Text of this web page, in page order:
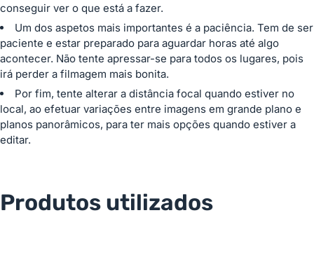
conseguir ver o que está a fazer.
Um dos aspetos mais importantes é a paciência. Tem de ser
paciente e estar preparado para aguardar horas até algo
acontecer. Não tente apressar-se para todos os lugares, pois
irá perder a filmagem mais bonita.
Por fim, tente alterar a distância focal quando estiver no
local, ao efetuar variações entre imagens em grande plano e
planos panorâmicos, para ter mais opções quando estiver a
editar.
Produtos utilizados